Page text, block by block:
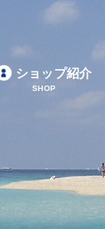
ショップ紹介
SHOP